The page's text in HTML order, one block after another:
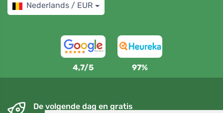
Nederlands / EUR
4,7/5 97%
De volgende dag en gratis